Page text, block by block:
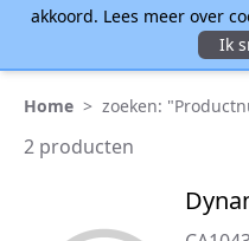
akkoord. Lees meer over
Ik
Home > zoeken:
2 producten